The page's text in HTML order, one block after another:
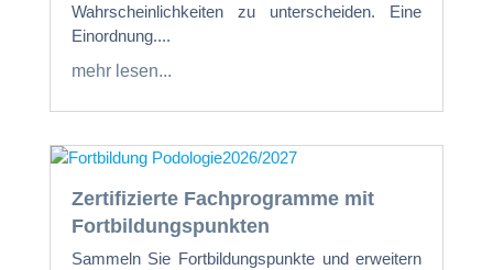
Wahrscheinlichkeiten zu unterscheiden. Eine
Einordnung....
mehr lesen...
Zertifizierte Fachprogramme mit
Fortbildungspunkten
Sammeln Sie Fortbildungspunkte und erweitern